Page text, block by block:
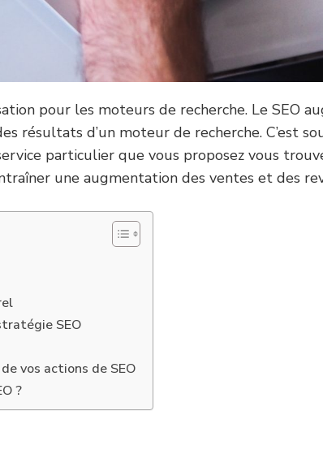
pour les moteurs de recherche. Le SEO
résultats d’un moteur de recherche. C’est
particulier que vous proposez vous
une augmentation des ventes et des
SEO
vos actions de SEO
?